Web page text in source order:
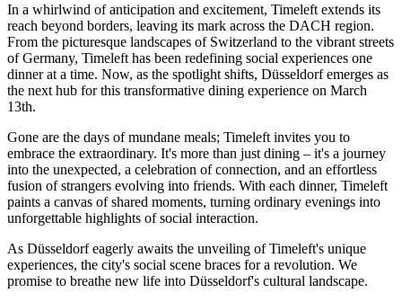
In a whirlwind of anticipation and excitement, Timeleft extends its
reach beyond borders, leaving its mark across the DACH region.
From the picturesque landscapes of Switzerland to the vibrant streets
of Germany, Timeleft has been redefining social experiences one
dinner at a time. Now, as the spotlight shifts, Düsseldorf emerges as
the next hub for this transformative dining experience on March
13th.
Gone are the days of mundane meals; Timeleft invites you to
embrace the extraordinary. It's more than just dining – it's a journey
into the unexpected, a celebration of connection, and an effortless
fusion of strangers evolving into friends. With each dinner, Timeleft
paints a canvas of shared moments, turning ordinary evenings into
unforgettable highlights of social interaction.
As Düsseldorf eagerly awaits the unveiling of Timeleft's unique
experiences, the city's social scene braces for a revolution. We
promise to breathe new life into Düsseldorf's cultural landscape.